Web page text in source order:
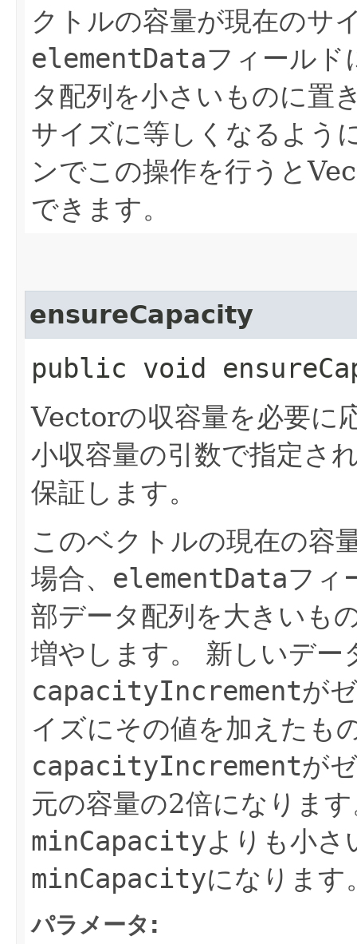
クトルの容量が現在のサ
elementDataフィールド
タ配列を小さいものに置
サイズに等しくなるよう
ンでこの操作を行うと
できます。
ensureCapacity
public void
Vectorの収容量を必要に
小収容量の引数で指定さ
保証します。
このベクトルの現在の容
場合、 elementDataフィ
部データ配列を大きいも
増やします。
新しいデー
capacityIncrementが
イズにその値を加えたも
capacityIncrementが
元の容量の2倍になりま
minCapacityよりも小さ
minCapacityになります
パラメータ: